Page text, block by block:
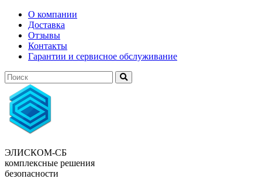
О компании
Доставка
Отзывы
Контакты
Гарантии и сервисное обслуживание
ЭЛИСКОМ-СБ
комплексные решения
безопасности